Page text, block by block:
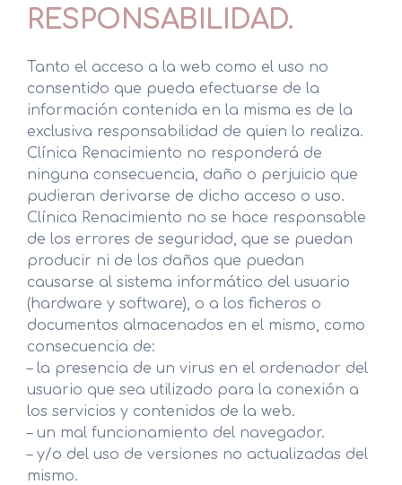
RESPONSABILIDAD.
Tanto el acceso a la web como el uso no
consentido que pueda efectuarse de la
información contenida en la misma es de la
exclusiva responsabilidad de quien lo realiza.
Clínica Renacimiento no responderá de
ninguna consecuencia, daño o perjuicio que
pudieran derivarse de dicho acceso o uso.
Clínica Renacimiento no se hace responsable
de los errores de seguridad, que se puedan
producir ni de los daños que puedan
causarse al sistema informático del usuario
(hardware y software), o a los ficheros o
documentos almacenados en el mismo, como
consecuencia de:
– la presencia de un virus en el ordenador del
usuario que sea utilizado para la conexión a
los servicios y contenidos de la web.
– un mal funcionamiento del navegador.
– y/o del uso de versiones no actualizadas del
mismo.